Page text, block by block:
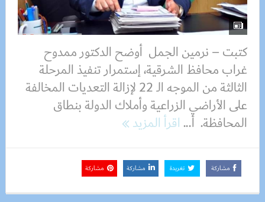
كتبت – نرمين الجمل أوضح الدكتور ممدوح
غراب محافظ الشرقية، إستمرار تنفيذ المرحلة
الثالثة من الموجه الـ 22 لإزالة التعديات المخالفة
على الأراضي الزراعية وأملاك الدولة بنطاق
المحافظة. أ...اقرأ المزيد
مشاركة تغريدة مشاركة مشاركة